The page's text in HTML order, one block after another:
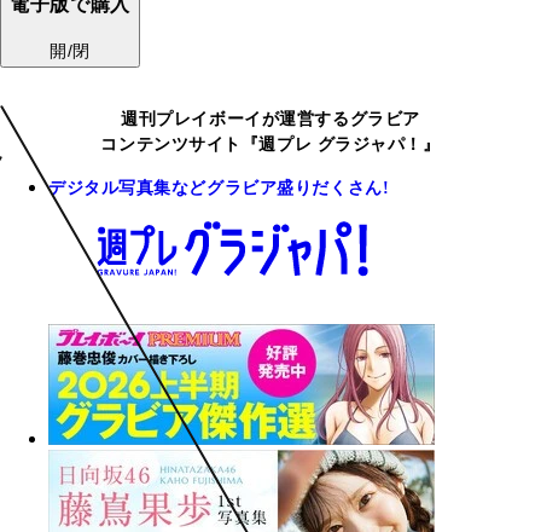
電子版で購入
開/閉
週刊プレイボーイが運営するグラビア
コンテンツサイト『週プレ グラジャパ！』
デジタル写真集などグラビア盛りだくさん!